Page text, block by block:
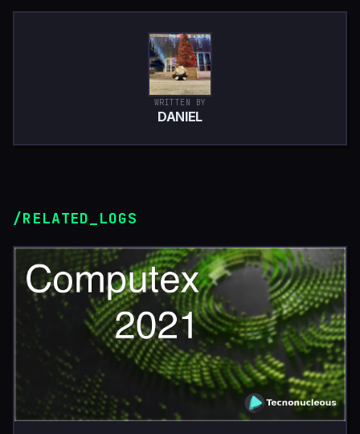
WRITTEN BY
DANIEL
/RELATED_LOGS